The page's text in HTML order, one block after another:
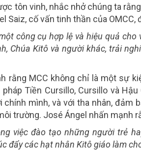
tôn vinh, nhắc nhở chúng ta
Saiz, cố vấn tinh thần của OMCC,
công cụ hợp lệ và hiệu quả
Chúa Kitô và người khác, trải
rằng MCC không chỉ là một sự
pháp Tiền Cursillo, Cursillo và
chính mình, và với tha nhân, đảm
trường. José Ángel nhấn mạnh
việc đào tạo những người trẻ
đẩy các hạt nhân Kitô giáo làm